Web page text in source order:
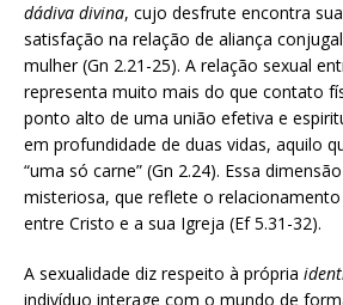
dádiva divina, cujo desfrute encontra
satisfação na relação de aliança
mulher (Gn 2.21-25). A relação sexual
representa muito mais do que contato
ponto alto de uma união efetiva e
em profundidade de duas vidas, aquilo
“uma só carne” (Gn 2.24). Essa
misteriosa, que reflete o
entre Cristo e a sua Igreja (Ef 5.31-32).
A sexualidade diz respeito à própria
indivíduo interage com o mundo de